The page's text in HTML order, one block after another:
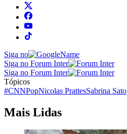
Siga no
Siga no Forum Inter
Siga no Forum Inter
Tópicos
#CNNPopNicolas PrattesSabrina Sato
Mais Lidas